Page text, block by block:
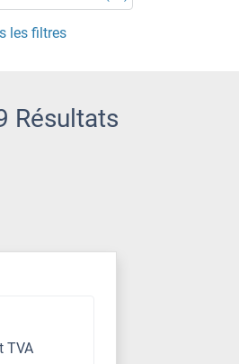
les filtres
Résultats
TVA